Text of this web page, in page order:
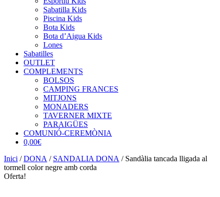
Sabatilla Kids
Piscina Kids
Bota Kids
Bota d’Aigua Kids
Lones
Sabatilles
OUTLET
COMPLEMENTS
BOLSOS
CAMPING FRANCES
MITJONS
MONADERS
TAVERNER MIXTE
PARAIGÜES
COMUNIÓ-CEREMÒNIA
0,00€
Inici /DONA / SANDALIA DONA / Sandàlia tancada lligada al
tormell color negre amb corda
Oferta!